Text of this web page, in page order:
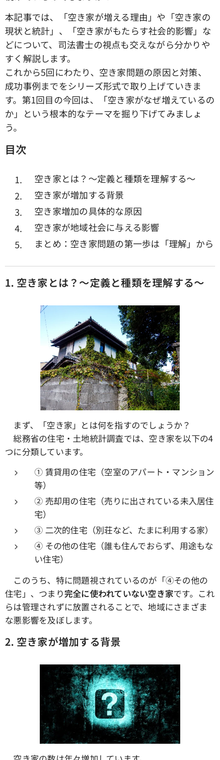
本記事では、「空き家が増える理由」や「空き家の
現状と統計」、「空き家がもたらす社会的影響」な
どについて、司法書士の視点も交えながら分かりや
すく解説します。
これから5回にわたり、空き家問題の原因と対策、
成功事例までをシリーズ形式で取り上げていきま
す。第1回目の今回は、「空き家がなぜ増えているの
か」という根本的なテーマを掘り下げてみましょ
う。
目次
空き家とは？〜定義と種類を理解する〜
空き家が増加する背景
空き家増加の具体的な原因
空き家が地域社会に与える影響
まとめ：空き家問題の第一歩は「理解」から
1. 空き家とは？〜定義と種類を理解する〜
まず、「空き家」とは何を指すのでしょうか？
総務省の住宅・土地統計調査では、空き家を以下の4
つに分類しています。
① 賃貸用の住宅（空室のアパート・マンション
等）
② 売却用の住宅（売りに出されている未入居住
宅）
③ 二次的住宅（別荘など、たまに利用する家）
④ その他の住宅（誰も住んでおらず、用途もな
い住宅）
このうち、特に問題視されているのが「④その他の
住宅」、つまり完全に使われていない空き家です。これ
らは管理されずに放置されることで、地域にさまざま
な悪影響を及ぼします。
2. 空き家が増加する背景